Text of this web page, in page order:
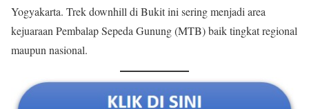
Yogyakarta. Trek downhill di Bukit ini sering menjadi area
kejuaraan Pembalap Sepeda Gunung (MTB) baik tingkat regional
maupun nasional.